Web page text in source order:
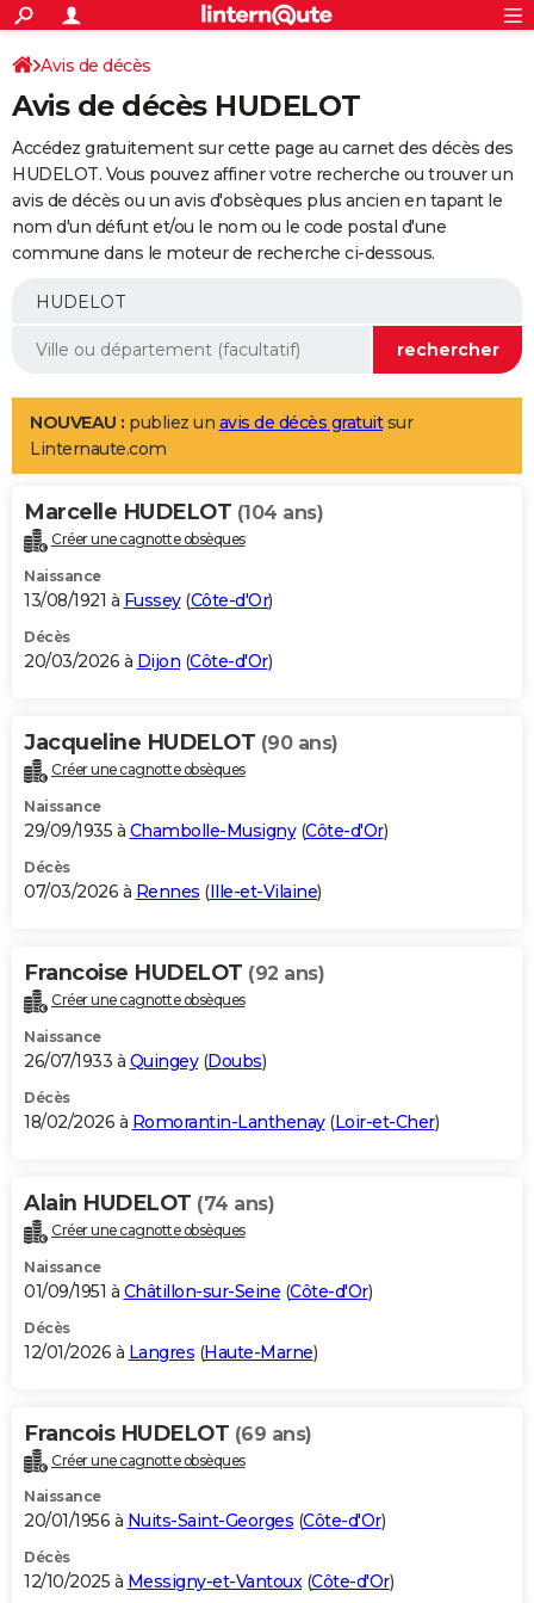
ACTUALITÉS
Politique
Société
Faits Divers
Education
Monde
Villes
+
SPORT
Coupe du monde 2026
Football
Tennis
Cyclisme
Rugby
Forum
Programme TV
TNT
Streaming
Cinéma
Sorties cinéma
Musique
+
FINANCE
Retraite
Epargne
Immobilier
Risques naturels par ville
Banque
Assurance
AUTO
Essais
Réserver un essai
Citadines
Berlines
SUV
Forum auto
+
Mobiles
Meilleur smartphone
Internet
Ordinateurs
Jeux vidéo
Guide high-tech
Aménagement intérieur
LIFESTYLE
Art de vivre
Bien-être
Loisirs
Mode
Modes de vie
Alimentation
Guide de la santé
Maladies
Médicaments
Sommeil
VOYAGE
Destinations
City break
Voyage nature
Voyage de noces
Forum
Climat
+PHOTO
GUIDES D'ACHAT
BONS PLANS
Carte de Noël
Carte Bonne année
Carte Saint-Valentin
Carte Pâques
Carte d'anniversaire
DICTIONNAIRE
Dictionnaire
Biographies
Citations
Expressions
Proverbes
PROGRAMME TV
S'inscrire
Se connecter
Lycées
Collèges
Primaires
Universités
Entreprises
Service militaire
Avis de recherche
AVIS DE DÉCÈS
Bricolage
Lifestyle
Culture
Sport
Auto
Television
Voyage
Cinema
Avis de décès
Avis de décès HUDELOT
Accédez gratuitement sur cette page au carnet des décès des
HUDELOT. Vous pouvez affiner votre recherche ou trouver un
avis de décès ou un avis d'obsèques plus ancien en tapant le
nom d'un défunt et/ou le nom ou le code postal d'une
commune dans le moteur de recherche ci-dessous.
NOUVEAU : publiez un avis de décès gratuitsur
Linternaute.com
Marcelle HUDELOT (104 ans)
Créer une cagnotte obsèques
Naissance
13/08/1921 à Fussey(Côte-d'Or)
Décès
20/03/2026 à Dijon (Côte-d'Or)
Jacqueline HUDELOT (90 ans)
Créer une cagnotte obsèques
Naissance
29/09/1935 à Chambolle-Musigny(Côte-d'Or)
Décès
07/03/2026 à Rennes (Ille-et-Vilaine)
Francoise HUDELOT (92 ans)
Créer une cagnotte obsèques
Naissance
26/07/1933 à Quingey(Doubs)
Décès
18/02/2026 à Romorantin-Lanthenay(Loir-et-Cher)
Alain HUDELOT (74 ans)
Créer une cagnotte obsèques
Naissance
01/09/1951 à Châtillon-sur-Seine (Côte-d'Or)
Décès
12/01/2026 à Langres (Haute-Marne)
Francois HUDELOT (69 ans)
Créer une cagnotte obsèques
Naissance
20/01/1956 à Nuits-Saint-Georges (Côte-d'Or)
Décès
12/10/2025 à Messigny-et-Vantoux(Côte-d'Or)